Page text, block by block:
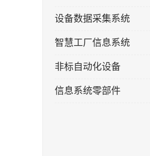
设备数据采集系统
智慧工厂信息系统
非标自动化设备
信息系统零部件